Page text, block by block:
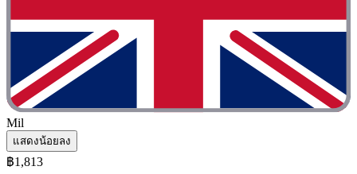
Mil
แสดงน้อยลง
฿1,813